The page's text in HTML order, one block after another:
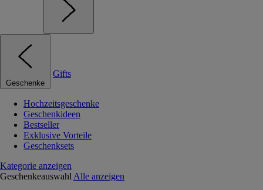
Geschenke
Gifts
Hochzeitsgeschenke
Geschenkideen
Bestseller
Exklusive Vorteile
Geschenksets
Kategorie anzeigen
Geschenkeauswahl Alle anzeigen